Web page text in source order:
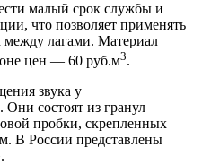
малый срок службы и
что позволяет применять
между лагами. Материал
цен — 60 руб.м3.
звука у
Они состоят из гранул
пробки, скрепленных
В России представлены